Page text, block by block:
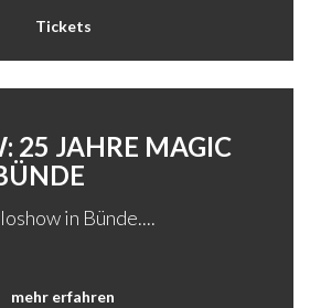
Tickets
25 JAHRE MAGIC
in Bünde....
mehr erfahren